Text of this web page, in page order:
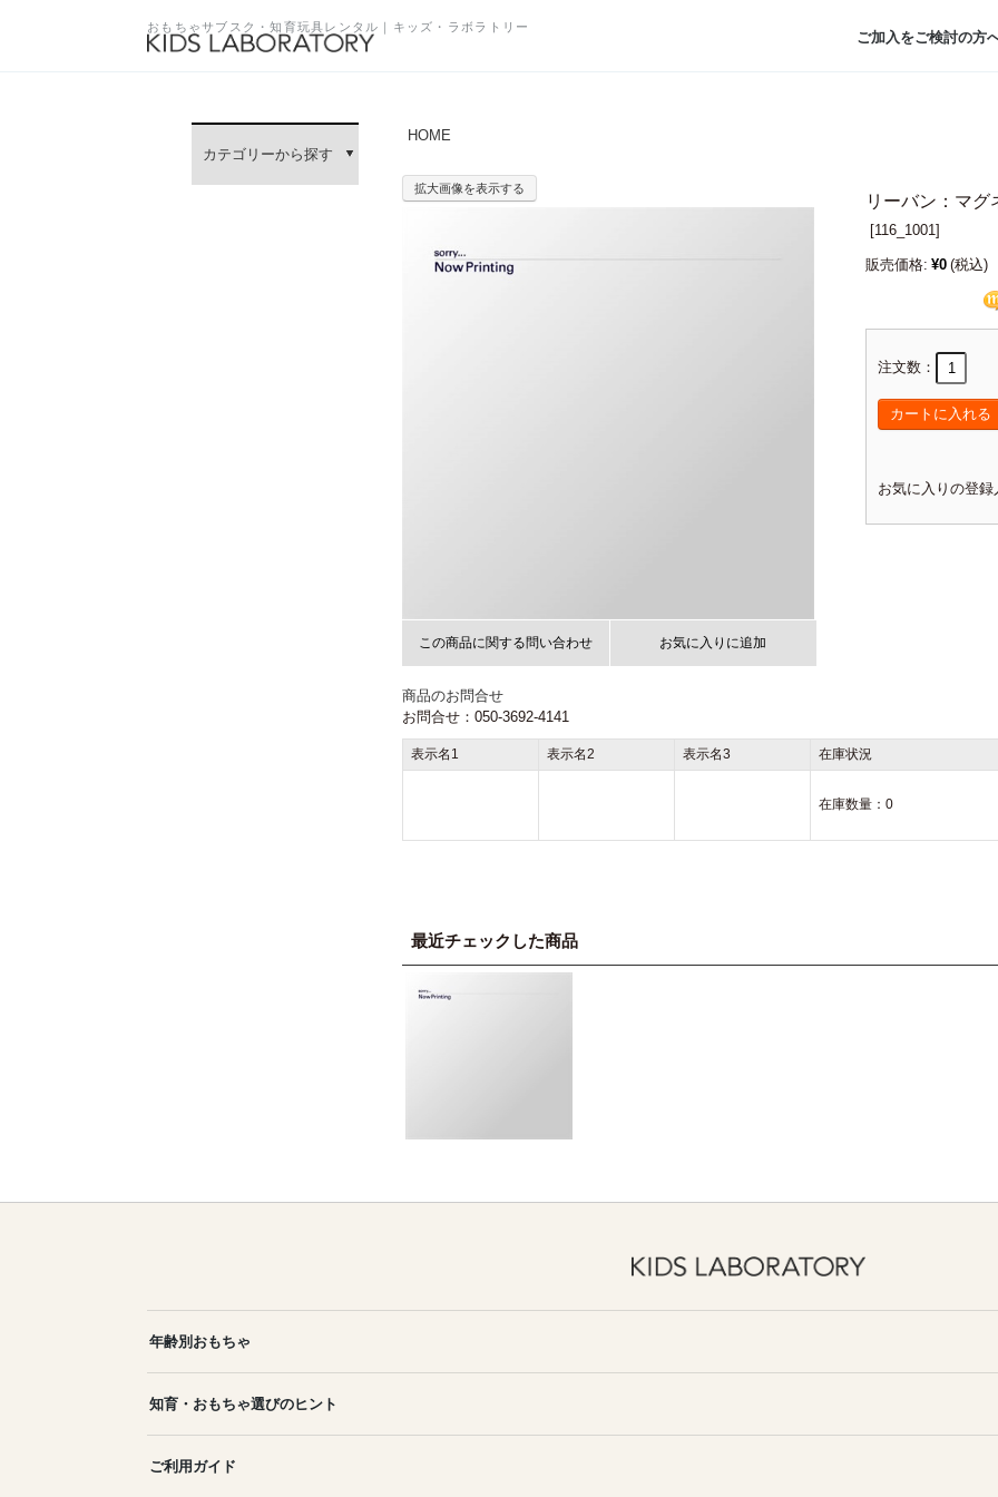
おもちゃサブスク・知育玩具レンタル｜キッズ・ラボラトリー
ご加入をご検討の方
カテゴリーから探す
HOME
拡大画像を表示する
この商品に関する問い合わせ お気に入りに追加
商品のお問合せ
お問合せ：050-3692-4141
リーバン：マグ
[116_1001]
販売価格: ¥0 (税込)
注文数：
カートに入れる
お気に入りの登録
表示名1 表示名2 表示名3 在庫状況
在庫数量： 0
最近チェックした商品
年齢別おもちゃ
知育・おもちゃ選びのヒント
ご利用ガイド